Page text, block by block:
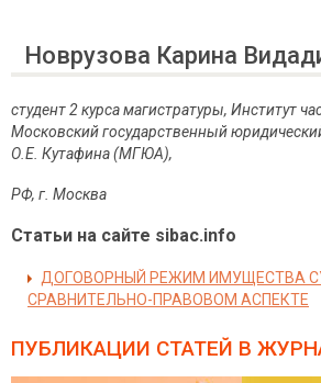
Новрузова Карина
студент 2 курса магистратуры, Институт
Московский государственный
О.Е. Кутафина (МГЮА),
РФ, г. Москва
Статьи на сайте sibac.info
ДОГОВОРНЫЙ РЕЖИМ ИМУЩЕСТВА
СРАВНИТЕЛЬНО-ПРАВОВОМ АСПЕКТЕ
ПУБЛИКАЦИИ СТАТЕЙ В